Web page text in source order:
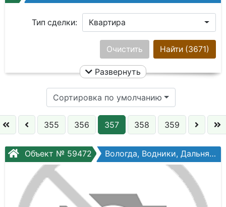
Тип сделки: Квартира
Ничего не выбрано
Цена:
Кол. комнат:
Этаж:
Слово:
Найти (3671)
Очистить
Развернуть
Сортировка по умолчанию
355 356 357 358 359
Объект № 59472 Вологда, Водники, Дальняя ул, №18